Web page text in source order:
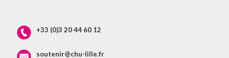
+33 (0)3 20 44 60 12
soutenir@chu-lille.fr